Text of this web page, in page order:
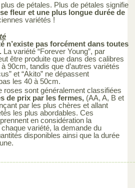
de pétales. Plus de pétales signifie
fleur et une plus longue durée de
variétés !
n’existe pas forcément dans toutes
La variété “Forever Young”, par
être produite que dans des calibres
90cm, tandis que d’autres variétés
et “Akito” ne dépassent
les 40 à 50cm.
roses sont généralement classifiées
de prix par les fermes, (AA, A, B et
par les plus chères et allant
les plus abordables. Ces
en considération la
variété, la demande du
disponibles ainsi que la durée